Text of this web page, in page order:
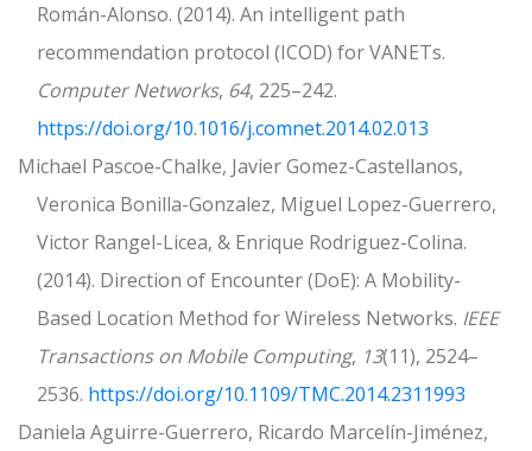
Román-Alonso. (2014). An intelligent path
recommendation protocol (ICOD) for VANETs.
Computer Networks, 64, 225–242.
https://doi.org/10.1016/j.comnet.2014.02.013
Michael Pascoe-Chalke, Javier Gomez-Castellanos,
Veronica Bonilla-Gonzalez, Miguel Lopez-Guerrero,
Victor Rangel-Licea, & Enrique Rodriguez-Colina.
(2014). Direction of Encounter (DoE): A Mobility-
Based Location Method for Wireless Networks. IEEE
Transactions on Mobile Computing, 13(11), 2524–
2536. https://doi.org/10.1109/TMC.2014.2311993
Daniela Aguirre-Guerrero, Ricardo Marcelín-Jiménez,